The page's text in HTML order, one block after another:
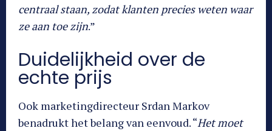
centraal staan, zodat klanten precies weten waar
ze aan toe zijn.”
Duidelijkheid over de
echte prijs
Ook marketingdirecteur Srdan Markov
benadrukt het belang van eenvoud. “Het moet